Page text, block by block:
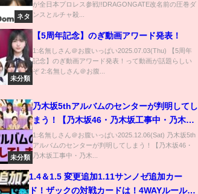
ネタ
本プロレスバトルライブラリー#205
が全日本プロレス参戦!!DRAGONGATE改名前の圧巻ダ
ンスとルチャ殺...
未分類
【5周年記念】のぎ動画アワード発表！
1:名無しさん＠お腹いっぱい2025.07.03(Thu) 【5周年
記念】のぎ動画アワード発表！って動画が話題らしい
ぞ 2:名無しさん＠お腹...
未分類
乃木坂5thアルバムのセンターが判明してし
まう！【乃木坂46・乃木坂工事中・乃木坂
配信中】
1:名無しさん＠お腹いっぱい2025.12.06(Sat) 乃木坂5th
アルバムのセンターが判明してしまう！【乃木坂46・
乃木坂工事中・乃木...
1.4＆1.5 変更追加1.11サンノゼ追加カー
ド！ザックの対戦カードは！4WAYルール変